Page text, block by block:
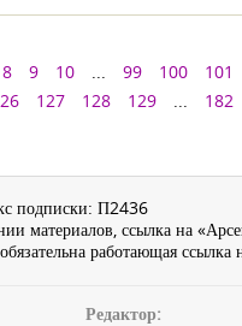
8 9 10 ... 99 100 101
127 128 129 ... 182
подписки: П2436
материалов, ссылка на
работающая
Редактор: